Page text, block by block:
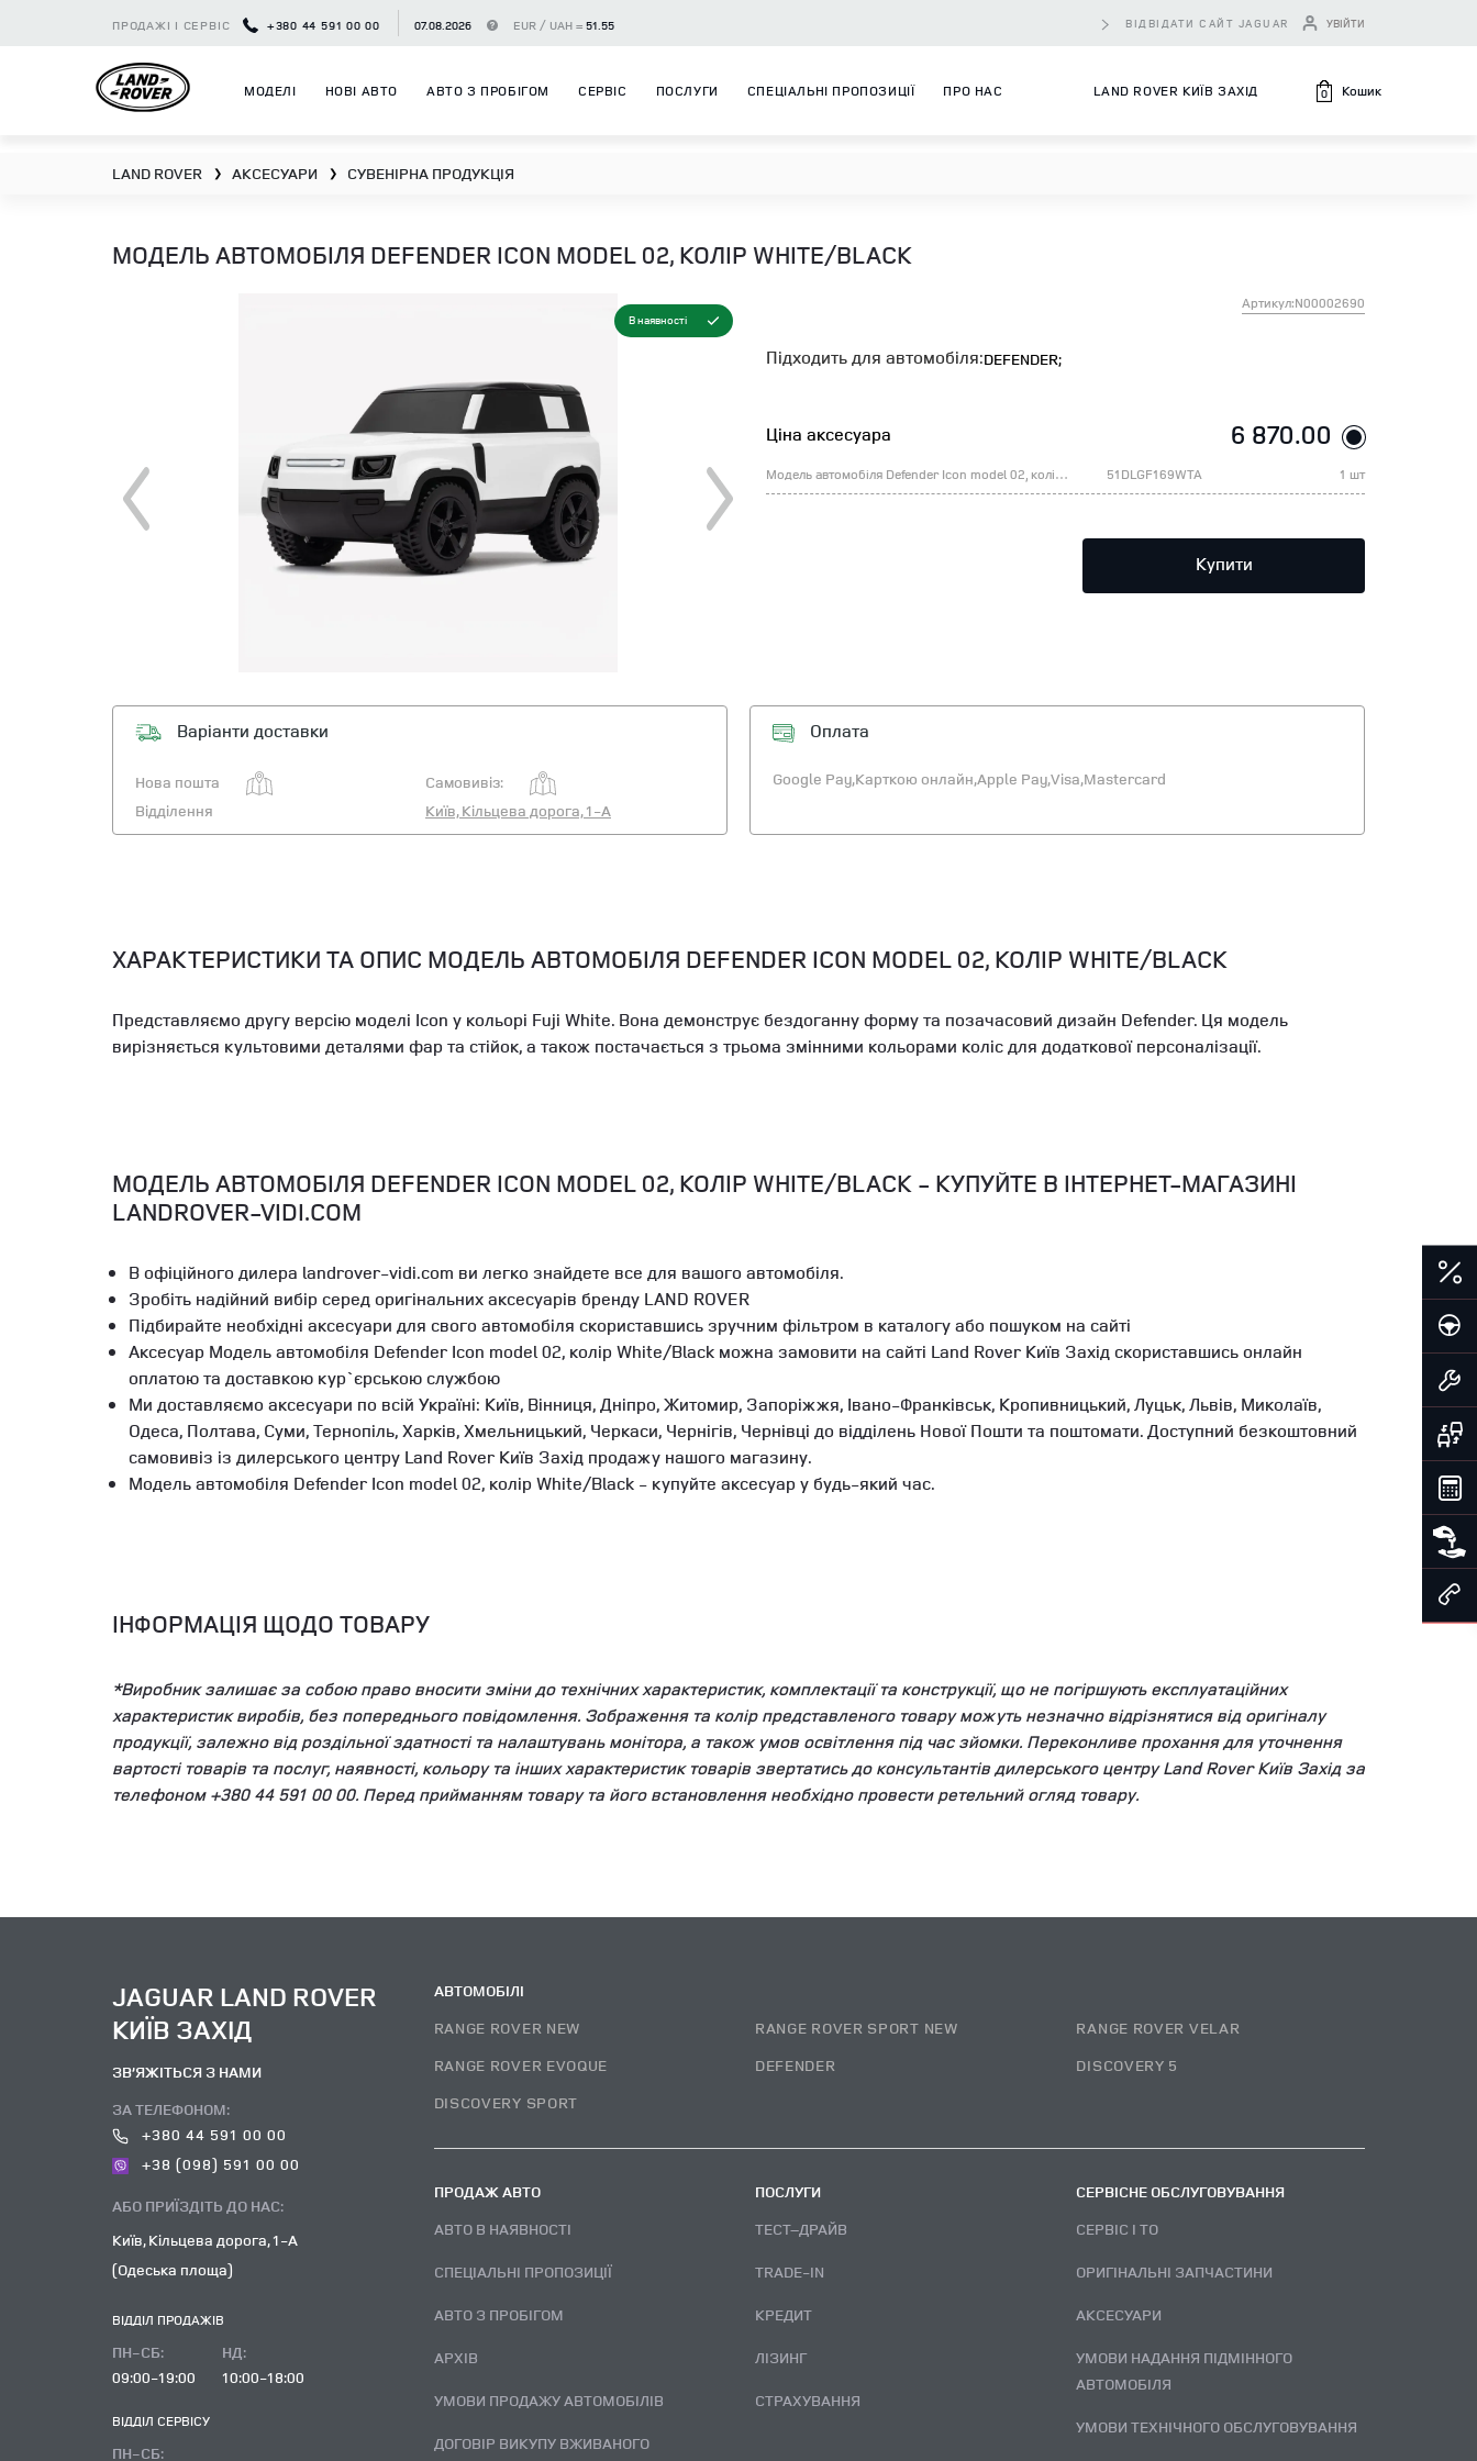
ПРОДАЖІ І СЕРВІС +380 44 591 00 00 07.08.2026 EUR / UAH = 51.55 ВІДВІДАТИ САЙТ JAGUAR УВІЙТИ
МОДЕЛІ НОВІ АВТО АВТО З ПРОБІГОМ СЕРВІС ПОСЛУГИ СПЕЦІАЛЬНІ ПРОПОЗИЦІЇ ПРО НАС LAND ROVER КИЇВ ЗАХІД 0 Кошик
LAND ROVER ❯ АКСЕСУАРИ ❯ СУВЕНІРНА ПРОДУКЦІЯ
МОДЕЛЬ АВТОМОБІЛЯ DEFENDER ICON MODEL 02, КОЛІР WHITE/BLACK
В наявності
Артикул:N00002690
Підходить для автомобіля:DEFENDER;
Ціна аксесуара 6 870.00
Модель автомобіля Defender Icon model 02, колір White/Black 51DLGF169WTA 1 шт
Купити
Варіанти доставки
Нова пошта
Самовивіз:
Відділення
Київ, Кільцева дорога, 1-А
Оплата
Google Pay,Карткою онлайн,Apple Pay,Visa,Mastercard
ХАРАКТЕРИСТИКИ ТА ОПИС МОДЕЛЬ АВТОМОБІЛЯ DEFENDER ICON MODEL 02, КОЛІР WHITE/BLACK
Представляємо другу версію моделі Icon у кольорі Fuji White. Вона демонструє бездоганну форму та позачасовий дизайн Defender. Ця модель
вирізняється культовими деталями фар та стійок, а також постачається з трьома змінними кольорами коліс для додаткової персоналізації.
МОДЕЛЬ АВТОМОБІЛЯ DEFENDER ICON MODEL 02, КОЛІР WHITE/BLACK - КУПУЙТЕ В ІНТЕРНЕТ-МАГАЗИНІ
LANDROVER-VIDI.COM
В офіційного дилера landrover-vidi.com ви легко знайдете все для вашого автомобіля.
Зробіть надійний вибір серед оригінальних аксесуарів бренду LAND ROVER
Підбирайте необхідні аксесуари для свого автомобіля скориставшись зручним фільтром в каталогу або пошуком на сайті
Аксесуар Модель автомобіля Defender Icon model 02, колір White/Black можна замовити на сайті Land Rover Київ Захід скориставшись онлайн
оплатою та доставкою кур`єрською службою
Ми доставляємо аксесуари по всій Україні: Київ, Вінниця, Дніпро, Житомир, Запоріжжя, Івано-Франківськ, Кропивницький, Луцьк, Львів, Миколаїв,
Одеса, Полтава, Суми, Тернопіль, Харків, Хмельницький, Черкаси, Чернігів, Чернівці до відділень Нової Пошти та поштомати. Доступний безкоштовний
самовивіз із дилерського центру Land Rover Київ Захід продажу нашого магазину.
Модель автомобіля Defender Icon model 02, колір White/Black - купуйте аксесуар у будь-який час.
ІНФОРМАЦІЯ ЩОДО ТОВАРУ
*Виробник залишає за собою право вносити зміни до технічних характеристик, комплектації та конструкції, що не погіршують експлуатаційних
характеристик виробів, без попереднього повідомлення. Зображення та колір представленого товару можуть незначно відрізнятися від оригіналу
продукції, залежно від роздільної здатності та налаштувань монітора, а також умов освітлення під час зйомки. Переконливе прохання для уточнення
вартості товарів та послуг, наявності, кольору та інших характеристик товарів звертатись до консультантів дилерського центру Land Rover Київ Захід за
телефоном +380 44 591 00 00. Перед прийманням товару та його встановлення необхідно провести ретельний огляд товару.
JAGUAR LAND ROVER
КИЇВ ЗАХІД
ЗВ’ЯЖІТЬСЯ З НАМИ
ЗА ТЕЛЕФОНОМ:
+380 44 591 00 00
+38 (098) 591 00 00
АБО ПРИЇЗДІТЬ ДО НАС:
Київ, Кільцева дорога, 1-А
(Одеська площа)
ВІДДІЛ ПРОДАЖІВ
ПН-СБ:
09:00-19:00
НД:
10:00-18:00
ВІДДІЛ CЕРВІСУ
ПН-СБ:
АВТОМОБІЛІ
RANGE ROVER NEW
RANGE ROVER SPORT NEW
RANGE ROVER VELAR
RANGE ROVER EVOQUE
DEFENDER
DISCOVERY 5
DISCOVERY SPORT
ПРОДАЖ АВТО
АВТО В НАЯВНОСТІ
СПЕЦІАЛЬНІ ПРОПОЗИЦІЇ
АВТО З ПРОБІГОМ
АРХІВ
УМОВИ ПРОДАЖУ АВТОМОБІЛІВ
ДОГОВІР ВИКУПУ ВЖИВАНОГО
ПОСЛУГИ
ТЕСТ–ДРАЙВ
TRADE-IN
КРЕДИТ
ЛІЗИНГ
СТРАХУВАННЯ
СЕРВІСНЕ ОБСЛУГОВУВАННЯ
СЕРВІС І ТО
ОРИГІНАЛЬНІ ЗАПЧАСТИНИ
АКСЕСУАРИ
УМОВИ НАДАННЯ ПІДМІННОГО
АВТОМОБІЛЯ
УМОВИ ТЕХНІЧНОГО ОБСЛУГОВУВАННЯ